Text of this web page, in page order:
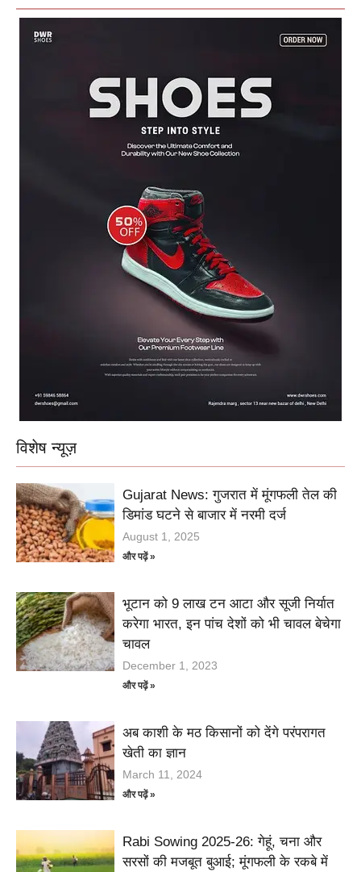
विशेष न्यूज़
Gujarat News: गुजरात में मूंगफली तेल की
डिमांड घटने से बाजार में नरमी दर्ज
August 1, 2025
और पढ़ें »
भूटान को 9 लाख टन आटा और सूजी निर्यात
करेगा भारत, इन पांच देशों को भी चावल बेचेगा
चावल
December 1, 2023
और पढ़ें »
अब काशी के मठ किसानों को देंगे परंपरागत
खेती का ज्ञान
March 11, 2024
और पढ़ें »
Rabi Sowing 2025-26: गेहूं, चना और
सरसों की मजबूत बुआई; मूंगफली के रकबे में